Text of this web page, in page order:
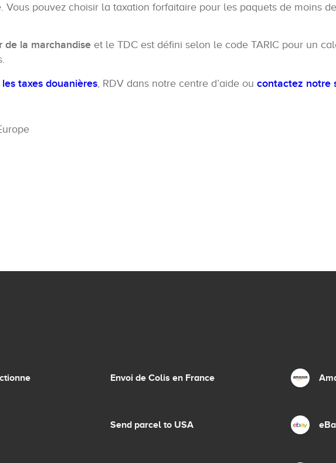
pouvez choisir la taxation forfaitaire pour les paquets de moins
de la marchandise et le TDC est défini selon le code TARIC pour un
taxes douanières, RDV dans notre centre d’aide ou contactez notre
Envoi de Colis en France
Send parcel to USA